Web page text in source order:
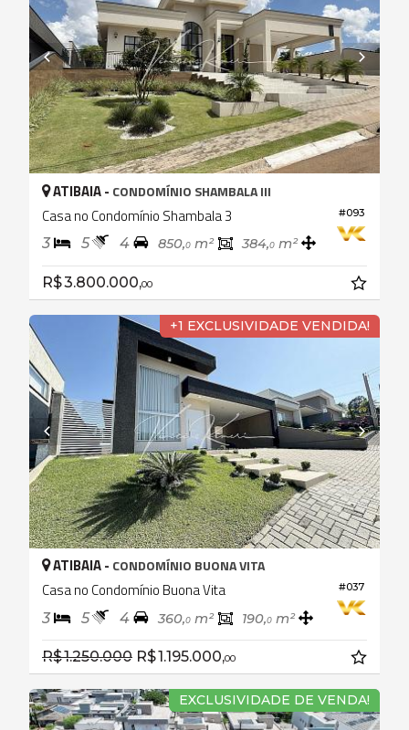
#093
ATIBAIA - CONDOMÍNIO SHAMBALA III
Casa no Condomínio Shambala 3
3 5 4 850,0 m² 384,0 m²
R$ 3.800.000,00
+1 EXCLUSIVIDADE VENDIDA!
#037
ATIBAIA - CONDOMÍNIO BUONA VITA
Casa no Condomínio Buona Vita
3 5 4 360,0 m² 190,0 m²
R$ 1.250.000 R$ 1.195.000,00
EXCLUSIVIDADE DE VENDA!